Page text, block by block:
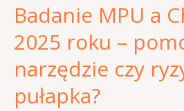
Badanie MPU a
2025 roku –
narzędzie czy
pułapka?
narzędzie
ryzykowna
pułapka?